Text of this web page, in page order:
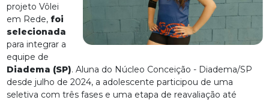
projeto Vôlei
em Rede, foi
selecionada
para integrar a
equipe de
Diadema (SP). Aluna do Núcleo Conceição - Diadema/SP
desde julho de 2024, a adolescente participou de uma
seletiva com três fases e uma etapa de reavaliação até